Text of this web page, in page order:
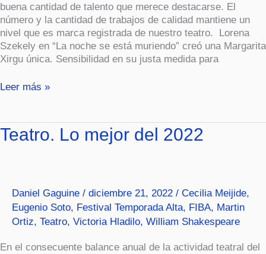
buena cantidad de talento que merece destacarse. El
número y la cantidad de trabajos de calidad mantiene un
nivel que es marca registrada de nuestro teatro. Lorena
Szekely en “La noche se está muriendo” creó una Margarita
Xirgu única. Sensibilidad en su justa medida para
Leer más »
Teatro. Lo mejor del 2022
Daniel Gaguine / diciembre 21, 2022 / Cecilia Meijide,
Eugenio Soto, Festival Temporada Alta, FIBA, Martin
Ortiz, Teatro, Victoria Hladilo, William Shakespeare
En el consecuente balance anual de la actividad teatral del
Teatro.
Lo